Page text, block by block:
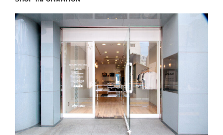
し
う
Finamore(フ
モ
シ